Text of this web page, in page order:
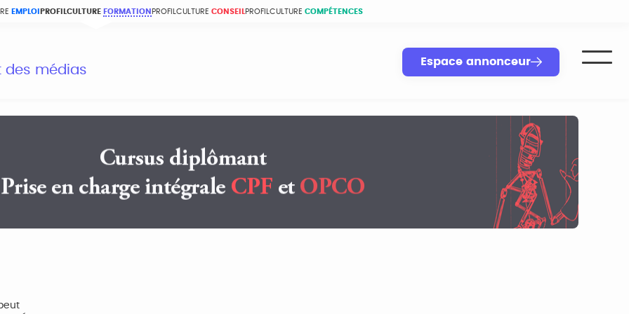
EMPLOI PROFILCULTURE FORMATION PROFILCULTURE CONSEIL PROFILCULTURE COMPÉTENCES
des médias
Espace annonceur